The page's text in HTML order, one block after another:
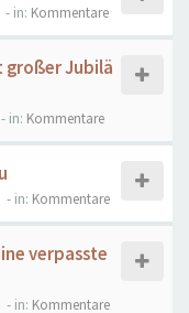
- in: Kommentare
großer Jubilä
- in: Kommentare
- in: Kommentare
verpasste
- in: Kommentare